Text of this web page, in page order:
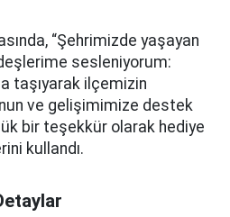
“Şehrimizde yaşayan
sesleniyorum:
taşıyarak ilçemizin
ve gelişimimize destek
bir teşekkür olarak hediye
kullandı.